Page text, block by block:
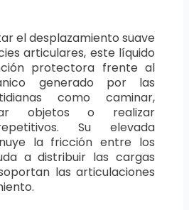
el desplazamiento suave
articulares, este líquido
protectora frente al
generado por las
como caminar,
objetos o realizar
Su elevada
la fricción entre los
a distribuir las cargas
las articulaciones